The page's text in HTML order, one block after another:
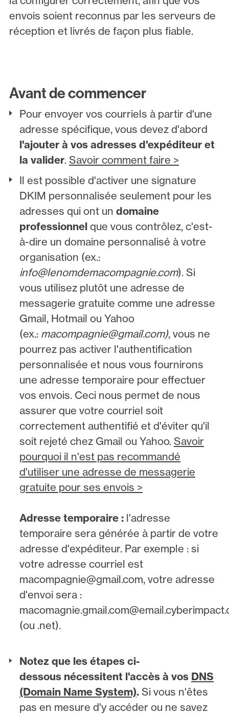
envois soient reconnus par les serveurs de
réception et livrés de façon plus fiable.
Avant de commencer
Pour envoyer vos courriels à partir d'une
adresse spécifique, vous devez d'abord
l'ajouter à vos adresses d'expéditeur et
la valider.Savoir comment faire >
Il est possible d'activer une signature
DKIM personnalisée seulement pour les
adresses qui ont undomaine
professionnelque vous contrôlez, c'est-
à-dire un domaine personnalisé à votre
organisation (ex.:
info@lenomdemacompagnie.com). Si
vous utilisez plutôt une adresse de
messagerie gratuite comme une adresse
Gmail, Hotmail ou Yahoo
(ex.: macompagnie@gmail.com), vous ne
pourrez pas activer l'authentification
personnalisée et nous vous fournirons
une adresse temporaire pour effectuer
vos envois. Ceci nous permet de nous
assurer que votre courriel soit
correctement authentifié et d'éviter qu'il
soit rejeté chez Gmail ou Yahoo.Savoir
pourquoi il n'est pas recommandé
d'utiliser une adresse de messagerie
gratuite pour ses envois >
Adresse temporaire : l'adresse
temporaire sera générée à partir de votre
adresse d'expéditeur. Par exemple : si
votre adresse courriel est
macompagnie@gmail.com, votre adresse
d'envoi sera :
(ou .net).
Notez que les étapes ci-
dessous nécessitent l'accès à vos DNS
(Domain Name System).Si vous n'êtes
pas en mesure d'y accéder ou ne savez